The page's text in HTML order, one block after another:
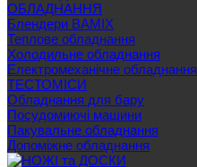
ОБЛАДНАННЯ
Блендери BAMIX
Теплове обладнання
Холодильне обладнання
Електромеханічне обладнання
ТЕСТОМІСИ
Обладнання для бару
Посудомиючі машини
Пакувальне обладнання
Допоміжне обладнання